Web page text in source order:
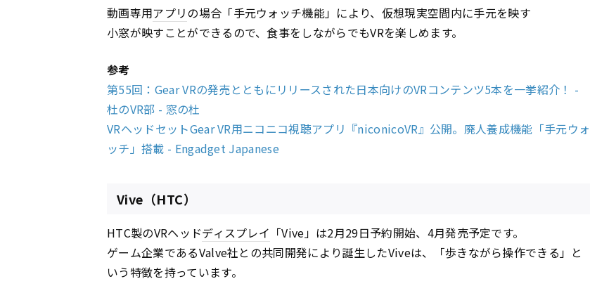
動画専用アプリの場合「手元ウォッチ機能」により、仮想現実空間内に手元を映す
小窓が映すことができるので、食事をしながらでもVRを楽しめます。
参考
第55回：Gear VRの発売とともにリリースされた日本向けのVRコンテンツ5本を一挙紹介！ -
杜のVR部 - 窓の杜
VRヘッドセットGear VR用ニコニコ視聴アプリ『niconicoVR』公開。廃人養成機能「手元ウォ
ッチ」搭載 - Engadget Japanese
Vive（HTC）
HTC製のVRヘッドディスプレイ 「Vive」は2月29日予約開始、4月発売予定です。
ゲーム企業であるValve社との共同開発により誕生したViveは、「歩きながら操作できる」と
いう特徴を持っています。